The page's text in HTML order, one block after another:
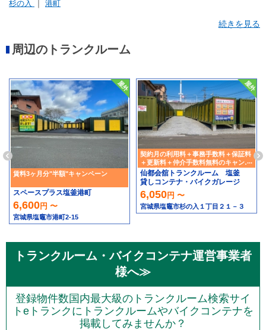
杉の入 港町
続きを見る
周辺のトランクルーム
賃料3ヶ月分"半額"キャンペーン
スペースプラス塩釜港町
6,600円 〜
宮城県塩竈市港町2-15
契約月の利用料＋事務手数料＋保証料
＋更新料＋仲介手数料無料のキャンペ
ーン実施中！！
仙都会舘トランクルーム 塩釜
貸しコンテナ・バイクガレージ
6,050円 〜
宮城県塩竈市杉の入１丁目２１－３
トランクルーム・バイクコンテナ運営事業者
様へ≫
登録物件数国内最大級のトランクルーム検索サイ
トeトランクにトランクルームやバイクコンテナを
掲載してみませんか？